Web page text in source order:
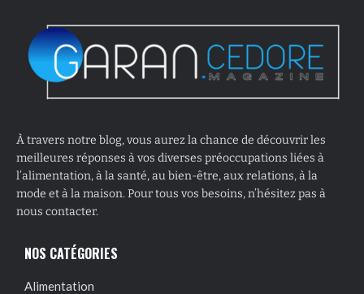
À travers notre blog, vous aurez la chance de découvrir les
meilleures réponses à vos diverses préoccupations liées à
l’alimentation, à la santé, au bien-être, aux relations, à la
mode et à la maison. Pour tous vos besoins, n’hésitez pas à
nous contacter.
NOS CATÉGORIES
Alimentation